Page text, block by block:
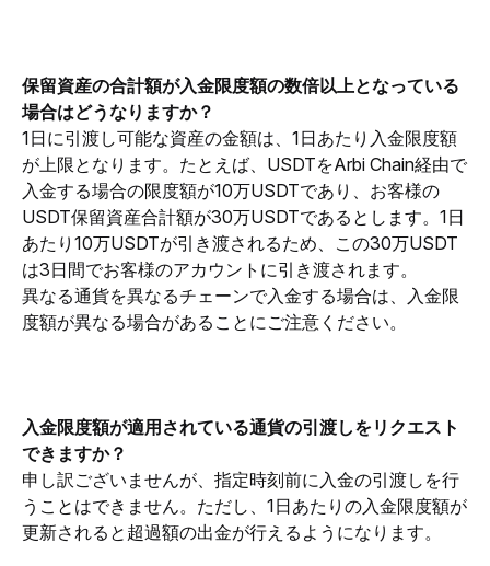
保留資産の合計額が入金限度額の数倍以上となっている
場合はどうなりますか？
1日に引渡し可能な資産の金額は、1日あたり入金限度額
が上限となります。たとえば、USDTをArbi Chain経由で
入金する場合の限度額が10万USDTであり、お客様の
USDT保留資産合計額が30万USDTであるとします。1日
あたり10万USDTが引き渡されるため、この30万USDT
は3日間でお客様のアカウントに引き渡されます。
異なる通貨を異なるチェーンで入金する場合は、入金限
度額が異なる場合があることにご注意ください。
入金限度額が適用されている通貨の引渡しをリクエスト
できますか？
申し訳ございませんが、指定時刻前に入金の引渡しを行
うことはできません。ただし、1日あたりの入金限度額が
更新されると超過額の出金が行えるようになります。